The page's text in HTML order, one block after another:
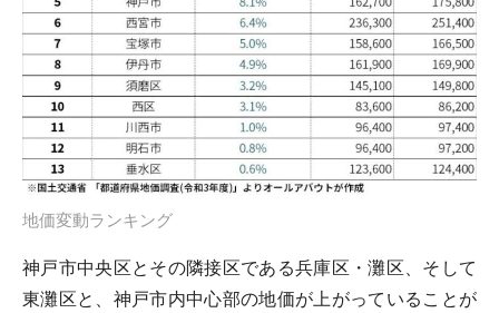
地価変動ランキング
神戸市中央区とその隣接区である兵庫区・灘区、そして
東灘区と、神戸市内中心部の地価が上がっていることが